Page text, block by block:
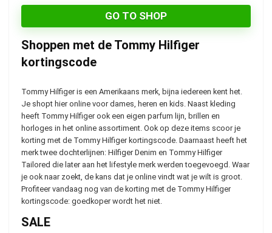
GO TO SHOP
Shoppen met de Tommy Hilfiger
kortingscode
Tommy Hilfiger is een Amerikaans merk, bijna iedereen kent het.
Je shopt hier online voor dames, heren en kids. Naast kleding
heeft Tommy Hilfiger ook een eigen parfum lijn, brillen en
horloges in het online assortiment. Ook op deze items scoor je
korting met de Tommy Hilfiger kortingscode. Daarnaast heeft het
merk twee dochterlijnen: Hilfiger Denim en Tommy Hilfiger
Tailored die later aan het lifestyle merk werden toegevoegd. Waar
je ook naar zoekt, de kans dat je online vindt wat je wilt is groot.
Profiteer vandaag nog van de korting met de Tommy Hilfiger
kortingscode: goedkoper wordt het niet.
SALE